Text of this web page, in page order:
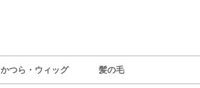
かつら・ウィッグ 髪の毛